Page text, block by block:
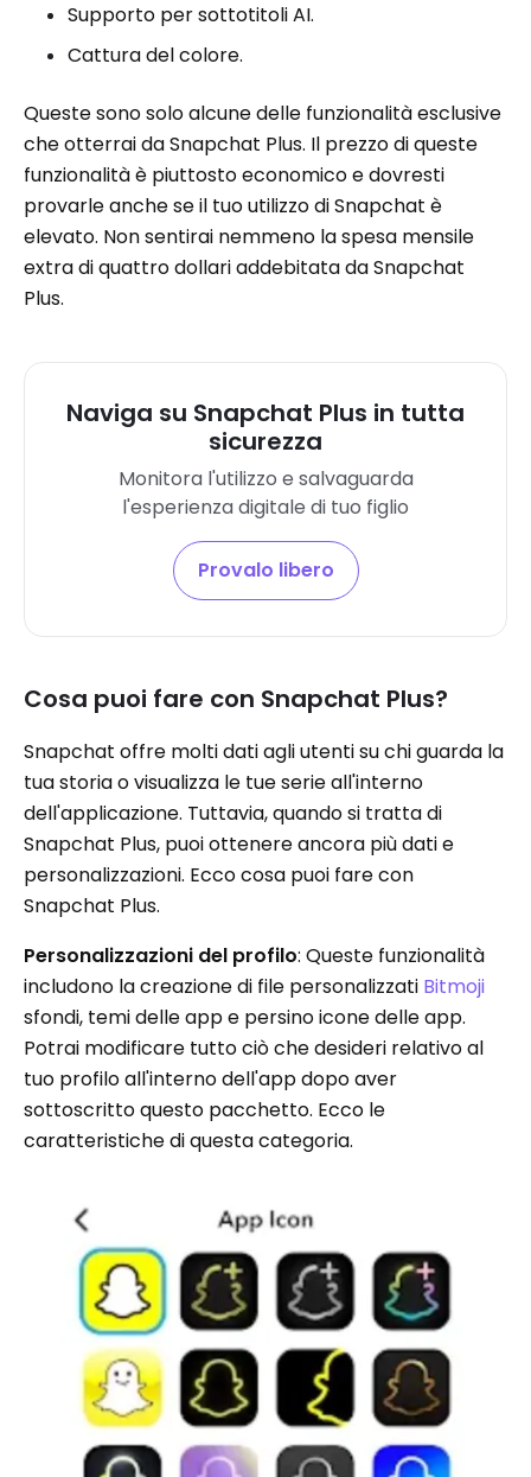
Supporto per sottotitoli AI.
Cattura del colore.
Queste sono solo alcune delle funzionalità esclusive
che otterrai da Snapchat Plus. Il prezzo di queste
funzionalità è piuttosto economico e dovresti
provarle anche se il tuo utilizzo di Snapchat è
elevato. Non sentirai nemmeno la spesa mensile
extra di quattro dollari addebitata da Snapchat
Plus.
Naviga su Snapchat Plus in tutta
sicurezza
Monitora l'utilizzo e salvaguarda
l'esperienza digitale di tuo figlio
Provalo libero
Cosa puoi fare con Snapchat Plus?
Snapchat offre molti dati agli utenti su chi guarda la
tua storia o visualizza le tue serie all'interno
dell'applicazione. Tuttavia, quando si tratta di
Snapchat Plus, puoi ottenere ancora più dati e
personalizzazioni. Ecco cosa puoi fare con
Snapchat Plus.
Personalizzazioni del profilo: Queste funzionalità
includono la creazione di file personalizzati Bitmoji
sfondi, temi delle app e persino icone delle app.
Potrai modificare tutto ciò che desideri relativo al
tuo profilo all'interno dell'app dopo aver
sottoscritto questo pacchetto. Ecco le
caratteristiche di questa categoria.